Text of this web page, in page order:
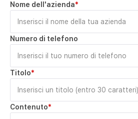
Nome dell'azienda*
Numero di telefono
Titolo*
Contenuto*